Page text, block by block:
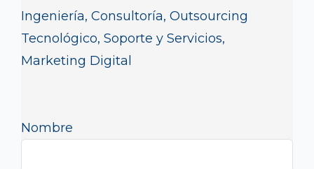
Ingeniería, Consultoría, Outsourcing
Tecnológico, Soporte y Servicios,
Marketing Digital
Nombre